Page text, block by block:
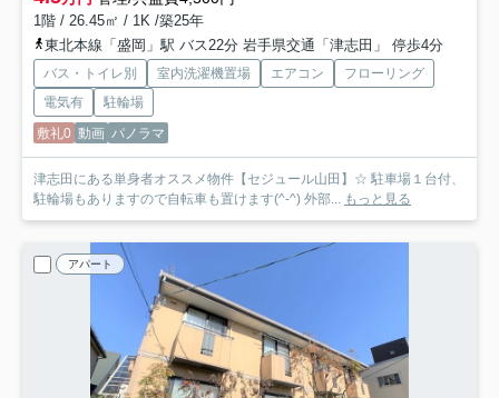
1階 / 26.45㎡ / 1K /築25年
東北本線「盛岡」駅 バス22分 岩手県交通「津志田」 停歩4分
バス・トイレ別 室内洗濯機置場 エアコン
フローリング
電気有
駐輪場
敷礼0 動画 パノラマ
津志田にある単身者オススメ物件【セジュール山田】☆ 駐車場１台付、
駐輪場もありますので自転車も置けます(^-^) 外部... もっと見る
アパート